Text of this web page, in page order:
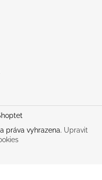
práva vyhrazena. Upravit